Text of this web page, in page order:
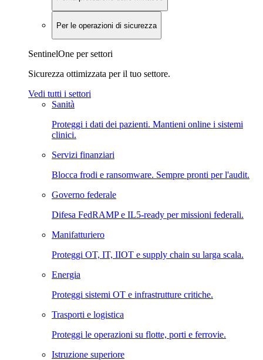
Per le operazioni di sicurezza
SentinelOne per settori
Sicurezza ottimizzata per il tuo settore.
Vedi tutti i settori
Sanità
Proteggi i dati dei pazienti. Mantieni online i sistemi
clinici.
Servizi finanziari
Blocca frodi e ransomware. Sempre pronti per l'audit.
Governo federale
Difesa FedRAMP e IL5-ready per missioni federali.
Manifatturiero
Proteggi OT, IT, IIOT e supply chain su larga scala.
Energia
Proteggi sistemi OT e infrastrutture critiche.
Trasporti e logistica
Proteggi le operazioni su flotte, porti e ferrovie.
Istruzione superiore